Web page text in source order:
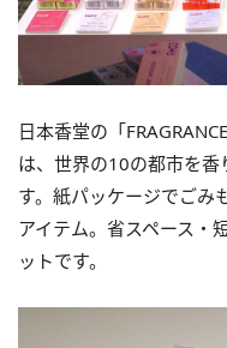
日本香堂の「
は、世界の10の都市を
す。紙パッケージでごみ
アイテム。省スペース・
ットです。